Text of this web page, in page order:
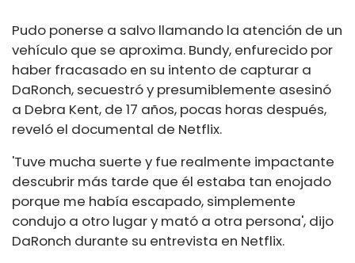
Pudo ponerse a salvo llamando la atención de un
vehículo que se aproxima. Bundy, enfurecido por
haber fracasado en su intento de capturar a
DaRonch, secuestró y presumiblemente asesinó
a Debra Kent, de 17 años, pocas horas después,
reveló el documental de Netflix.
'Tuve mucha suerte y fue realmente impactante
descubrir más tarde que él estaba tan enojado
porque me había escapado, simplemente
condujo a otro lugar y mató a otra persona', dijo
DaRonch durante su entrevista en Netflix.